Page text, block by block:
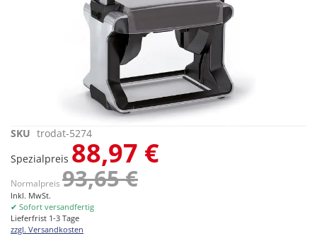
Zum
der
springen
SKU trodat-5274
Spezialpreis 88,97 €
Normalpreis 93,65 €
Inkl. MwSt.
✔ Sofort versandfertig
Lieferfrist 1-3 Tage
zzgl. Versandkosten